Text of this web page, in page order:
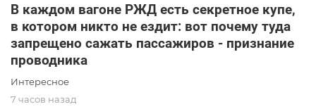
В каждом вагоне РЖД есть секретное купе,
в котором никто не ездит: вот почему туда
запрещено сажать пассажиров - признание
проводника
Интересное
7 часов назад